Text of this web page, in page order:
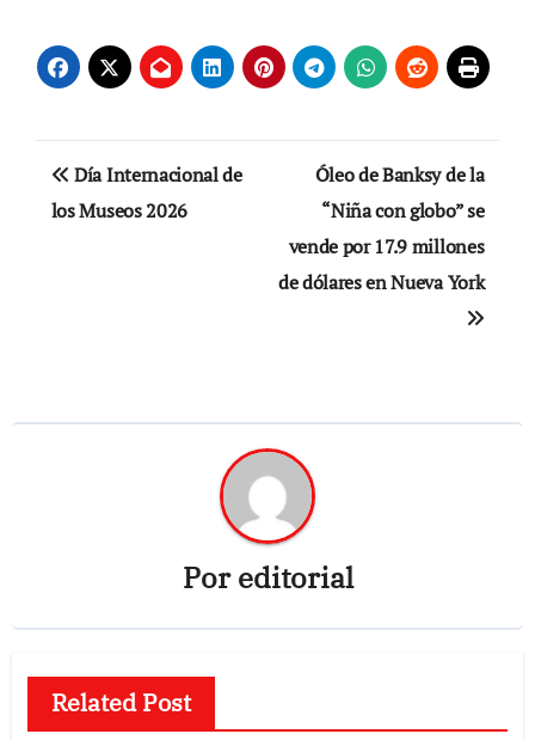
Navegación
de
Día Internacional de
los Museos 2026
Óleo de Banksy de la
“Niña con globo” se
vende por 17.9 millones
de dólares en Nueva York
Poreditorial
Related Post